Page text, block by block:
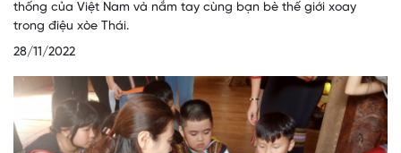
thống của Việt Nam và nắm tay cùng bạn bè thế giới xoay
trong điệu xòe Thái.
28/11/2022